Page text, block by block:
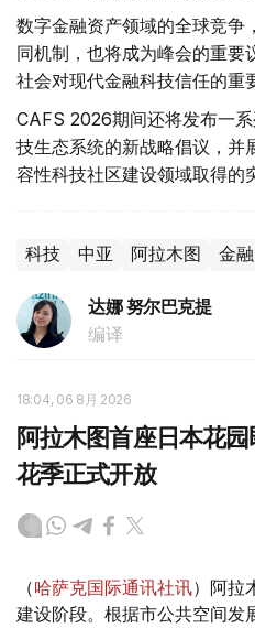
数字金融资产领域的全球竞争
同机制，也将成为峰会的重要
社会对现代金融科技信任的重
CAFS 2026期间还将发布一
技生态系统的新战略倡议，并
容性科技社区建设领域取得的
科技 中亚 阿拉木图 金融
达娜 努尔巴克提
编译
18:04, 06 8月 2026
阿拉木图首座日本花
花季正式开放
（哈萨克国际通讯社讯）阿拉
建设阶段。根据市公共空间发